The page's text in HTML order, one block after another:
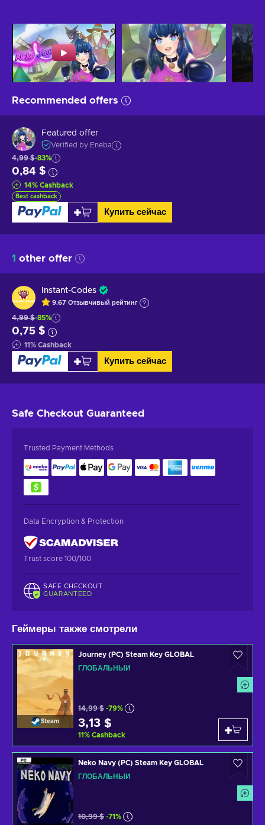
Recommended offers
Featured offer
Verified by Eneba
4,99 $-83%
0,84 $
14% Cashback
Best cashback
Купить сейчас
1 other offer
Instant-Codes
9.67 Отзывчивый рейтинг
4,99 $-85%
0,75 $
11% Cashback
Купить сейчас
Safe Checkout Guaranteed
Trusted Payment Methods
Data Encryption & Protection
Trust score 100/100
SAFE CHECKOUT
GUARANTEED
Геймеры также смотрели
Steam
Journey (PC) Steam Key GLOBAL
ГЛОБАЛЬНЫЙ
14,99 $ -79%
3,13 $
11% Cashback
Neko Navy (PC) Steam Key GLOBAL
ГЛОБАЛЬНЫЙ
10,99 $ -71%